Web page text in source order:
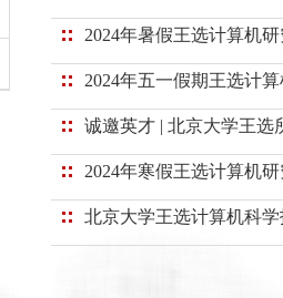
2024年暑假王选计算机
2024年五一假期王选计
诚邀英才 | 北京大学王选
2024年寒假王选计算机
北京大学王选计算机科